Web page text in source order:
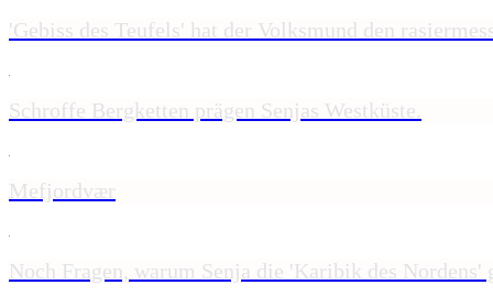
'Gebiss des Teufels' hat der Volksmund den
Schroffe Bergketten prägen Senjas Westküste.
Mefjordvær
Noch Fragen, warum Senja die 'Karibik des Nordens'